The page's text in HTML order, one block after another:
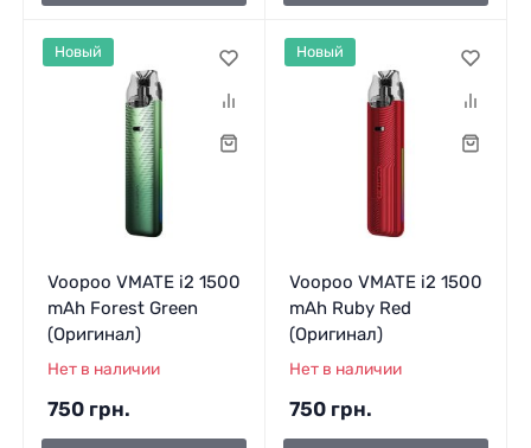
Voopoo VMATE i2 1500
mAh Forest Green
(Оригинал)
Нет в наличии
750 грн.
Новый
Voopoo VMATE i2 1500
mAh Ruby Red
(Оригинал)
Нет в наличии
750 грн.
Новый